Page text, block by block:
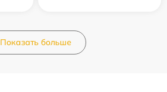
Показать больше